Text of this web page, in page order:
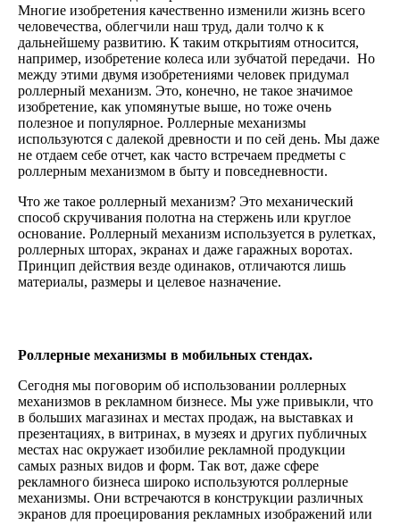
Многие изобретения качественно изменили жизнь всего
человечества, облегчили наш труд, дали толчо к к
дальнейшему развитию. К таким открытиям относится,
например, изобретение колеса или зубчатой передачи. Но
между этими двумя изобретениями человек придумал
роллерный механизм. Это, конечно, не такое значимое
изобретение, как упомянутые выше, но тоже очень
полезное и популярное. Роллерные механизмы
используются с далекой древности и по сей день. Мы даже
не отдаем себе отчет, как часто встречаем предметы с
роллерным механизмом в быту и повседневности.
Что же такое роллерный механизм? Это механический
способ скручивания полотна на стержень или круглое
основание. Роллерный механизм используется в рулетках,
роллерных шторах, экранах и даже гаражных воротах.
Принцип действия везде одинаков, отличаются лишь
материалы, размеры и целевое назначение.
Роллерные механизмы в мобильных стендах.
Сегодня мы поговорим об использовании роллерных
механизмов в рекламном бизнесе. Мы уже привыкли, что
в больших магазинах и местах продаж, на выставках и
презентациях, в витринах, в музеях и других публичных
местах нас окружает изобилие рекламной продукции
самых разных видов и форм. Так вот, даже сфере
рекламного бизнеса широко используются роллерные
механизмы. Они встречаются в конструкции различных
экранов для проецирования рекламных изображений или